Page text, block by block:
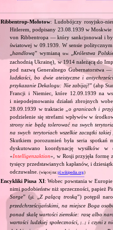
Ribbentrop‐Mołotow: Ludobójczy
Hitlerem, podpisany 23.08.1939 w
von Ribbentropa — który sankcjonował i
światowej w 09.1939. W sensie
„handlową” wymianą tzw.„Królestwa
zachodnią Ukrainę), w 1914 należącą do
pod nazwą Generalnego Gubernatorstwa
ludzkości, bo dwie ateistyczne i
przykazanie Dekalogu: Nie zabijaj!” (abp
Francji i Niemiec, które 12.09.1939 na
i niepodejmowaniu działań zbrojnych
28.09.1939 w traktacie „o granicach i
podzielenie się strefami wpływów w
strony nie będą tolerować na swych
na swych terytoriach wszelkie zaczątki
Skutkiem porozumień była seria
dyskutowano koordynację wysiłków
«Intelligenzaktion», w Rosji przyjęła formę
tysięcy przedstawianych kapłanów, i
odczuwalne. (więcej na:pl.wikipedia.org)
Encykliki Piusa XI: Wobec powstania w
nimi podobieństw niż sprzeczności, papież
Sorge” (pl. „Z palącą troską”) potępił
przedchrześcijańskimi, na miejsce Boga
ponad skalę wartości ziemskie: rasę albo
wartości ludzkiej społeczności,[…] i czyni z